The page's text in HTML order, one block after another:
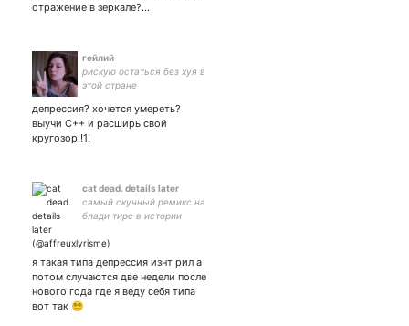
отражение в зеркале?…
гейлий
рискую остаться без хуя в
этой стране
депрессия? хочется умереть?
выучи С++ и расширь свой
кругозор!!1!
cat dead. details later
самый скучный ремикс на
блади тирс в истории
no more drugs for me, pussy
я такая типа депрессия изнт рил а
потом случаются две недели после
нового года где я веду себя типа
вот так 😵‍💫